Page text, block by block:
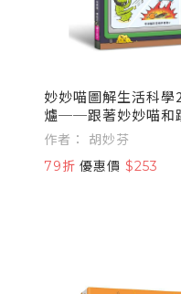
妙妙喵圖解生活科學
爐──跟著妙妙喵和
思考，破解生活大小
作者： 胡妙芬
79折 優惠價 $253